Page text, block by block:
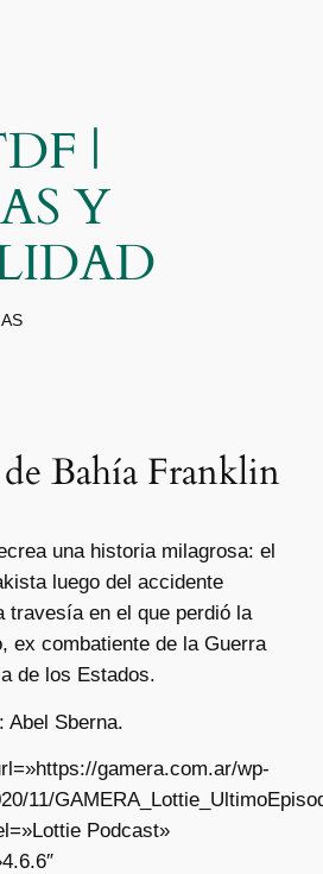
|
Y
Bahía Franklin
una historia milagrosa: el
luego del accidente
travesía en el que perdió la
ex combatiente de la Guerra
de los Estados.
Abel Sberna.
gamera.com.ar/wp-
11/
Podcast»